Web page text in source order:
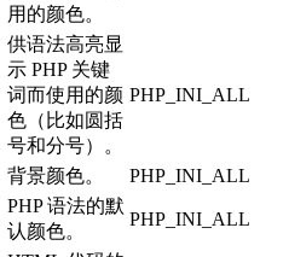
用的颜色。
供语法高亮显
示 PHP 关键
词而使用的颜
色（比如圆括
号和分号）。
PHP_INI_ALL
背景颜色。 PHP_INI_ALL
PHP 语法的默
认颜色。
PHP_INI_ALL